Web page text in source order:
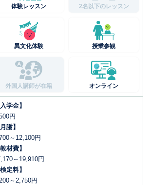
体験レッスン 2名以下のレッスン
異文化体験 授業参観
外国人講師が在籍 オンライン
入学金】
円
月謝】
～12,100円
教材費】
～19,910円
検定料】
～2,750円